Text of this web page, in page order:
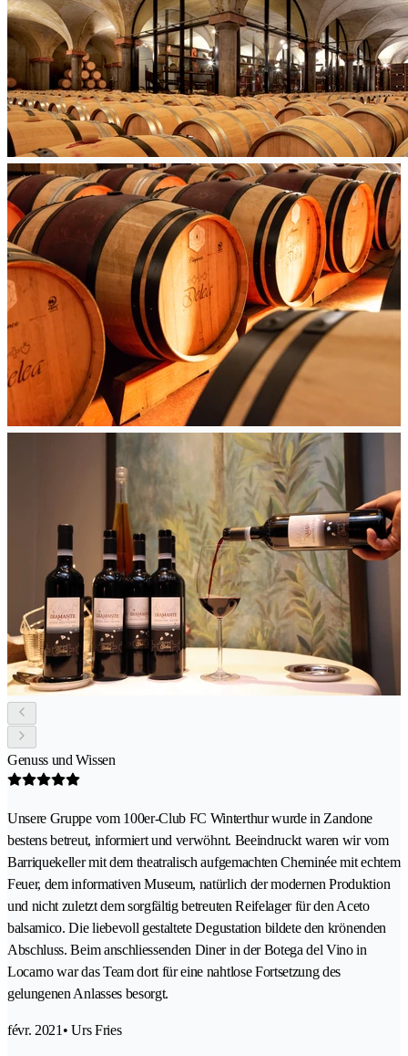
Genuss und Wissen
Unsere Gruppe vom 100er-Club FC Winterthur wurde in Zandone
bestens betreut, informiert und verwöhnt. Beeindruckt waren wir vom
Barriquekeller mit dem theatralisch aufgemachten Cheminée mit echtem
Feuer, dem informativen Museum, natürlich der modernen Produktion
und nicht zuletzt dem sorgfältig betreuten Reifelager für den Aceto
balsamico. Die liebevoll gestaltete Degustation bildete den krönenden
Abschluss. Beim anschliessenden Diner in der Botega del Vino in
Locarno war das Team dort für eine nahtlose Fortsetzung des
gelungenen Anlasses besorgt.
févr. 2021 • Urs Fries